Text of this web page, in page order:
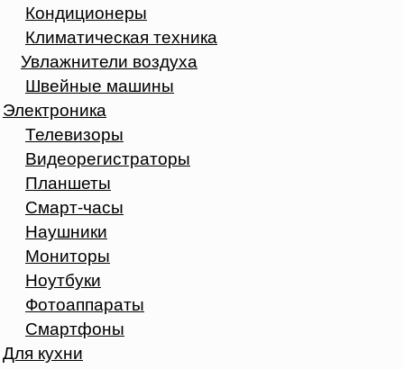
Кондиционеры
Климатическая техника
Увлажнители воздуха
Швейные машины
Электроника
Телевизоры
Видеорегистраторы
Планшеты
Смарт-часы
Наушники
Мониторы
Ноутбуки
Фотоаппараты
Смартфоны
Для кухни